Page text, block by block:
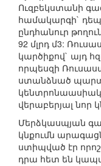
Ուզբեկստանի
համակարգի`
ընդհանուր
92 մլրդ մ3:
կարծիքով` այդ
որպեսզի
ստանձնած
վերաբերյալ նոր
Մերձկասպյան
կնքումն
ստիպված էր որոշ
դրա հետ են